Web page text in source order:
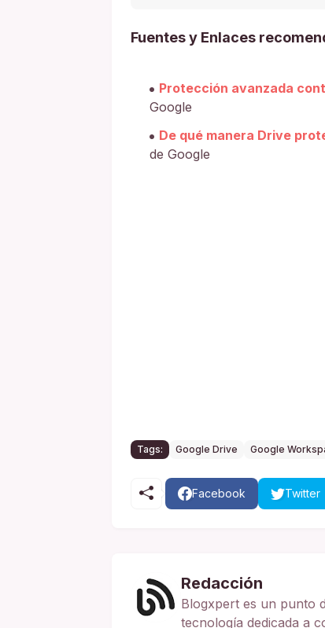
Fuentes y Enlaces
Protección avanzada
Google
De qué manera Drive
de Google
Tags: Google Drive Google
Facebook Twitter
Redacción
Blogxpert es un punto
tecnología dedicada a